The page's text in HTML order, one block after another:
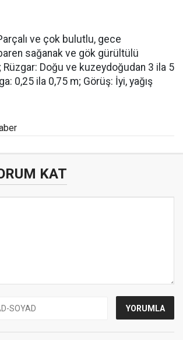
ve çok bulutlu, gece
sağanak ve gök gürültülü
Rüzgar: Doğu ve kuzeydoğudan 3 ila 5
0,25 ila 0,75 m; Görüş: İyi, yağış
KAT